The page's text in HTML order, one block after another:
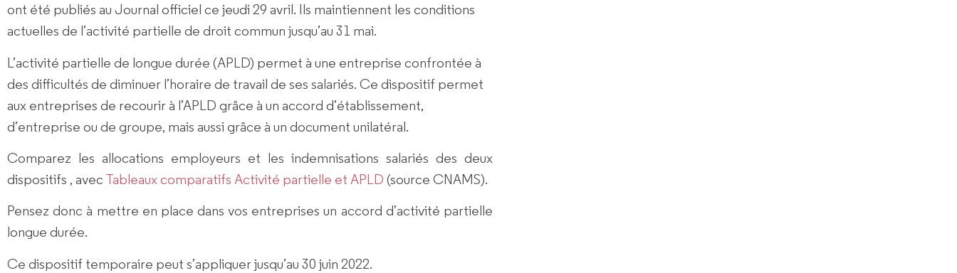
ont été publiés au Journal officiel ce jeudi 29 avril. Ils maintiennent les conditions
actuelles de l’activité partielle de droit commun jusqu’au 31 mai.
L’activité partielle de longue durée (APLD) permet à une entreprise confrontée à
des difficultés de diminuer l’horaire de travail de ses salariés. Ce dispositif permet
aux entreprises de recourir à l’APLD grâce à un accord d’établissement,
d’entreprise ou de groupe, mais aussi grâce à un document unilatéral.
Comparez les allocations employeurs et les indemnisations salariés des deux
dispositifs , avec Tableaux comparatifs Activité partielle et APLD (source CNAMS).
Pensez donc à mettre en place dans vos entreprises un accord d’activité partielle
longue durée.
Ce dispositif temporaire peut s’appliquer jusqu’au 30 juin 2022.